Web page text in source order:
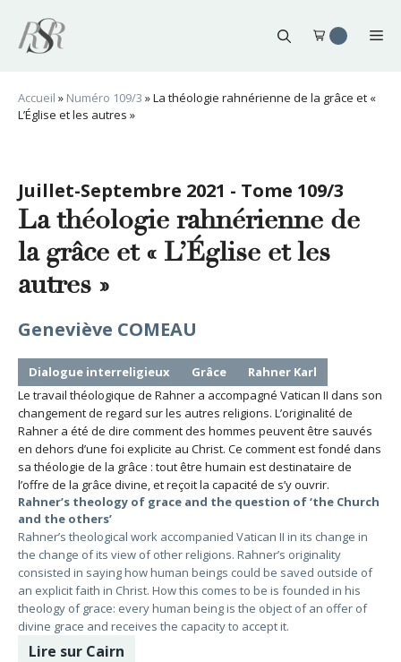
contenu
Accueil » Numéro 109/3 »La théologie rahnérienne de la grâce et «
L’Église et les autres »
Juillet-Septembre 2021 - Tome 109/3
La théologie rahnérienne de
la grâce et « L’Église et les
autres »
Geneviève COMEAU
Dialogue interreligieux Grâce
Rahner Karl
Le travail théologique de Rahner a accompagné Vatican II dans son
changement de regard sur les autres religions. L’originalité de
Rahner a été de dire comment des hommes peuvent être sauvés
en dehors d’une foi explicite au Christ. Ce comment est fondé dans
sa théologie de la grâce : tout être humain est destinataire de
l’offre de la grâce divine, et reçoit la capacité de s’y ouvrir.
Rahner’s theology of grace and the question of ‘the Church
and the others’
Rahner’s theological work accompanied Vatican II in its change in
the change of its view of other religions. Rahner’s originality
consisted in saying how human beings could be saved outside of
an explicit faith in Christ. How this comes to be is founded in his
theology of grace: every human being is the object of an offer of
divine grace and receives the capacity to accept it.
Lire sur Cairn